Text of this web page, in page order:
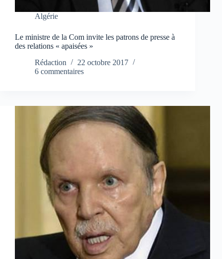
Algérie
Le ministre de la Com invite les patrons de presse à
des relations « apaisées »
Rédaction
22 octobre 2017
6 commentaires